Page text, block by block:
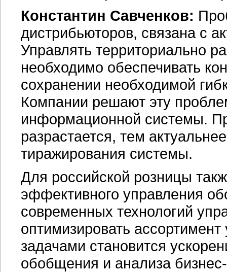
Константин Савченков:
дистрибьюторов, связана с
Управлять территориально
необходимо обеспечивать
сохранении необходимой
Компании решают эту
информационной системы.
разрастается, тем
тиражирования системы.
Для российской розницы
эффективного управления
современных технологий
оптимизировать
задачами становится
обобщения и анализа